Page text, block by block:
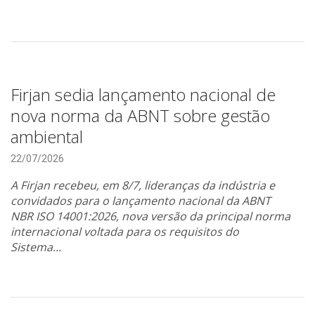
Firjan sedia lançamento nacional de
nova norma da ABNT sobre gestão
ambiental
22/07/2026
A Firjan recebeu, em 8/7, lideranças da indústria e
convidados para o lançamento nacional da ABNT
NBR ISO 14001:2026, nova versão da principal norma
internacional voltada para os requisitos do
Sistema...